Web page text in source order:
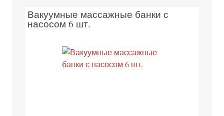
Вакуумные массажные банки с
насосом 6 шт.